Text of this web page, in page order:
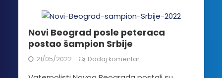
Novi Beograd posle peteraca
postao šampion Srbije
21/05/2022 Dodaj komentar